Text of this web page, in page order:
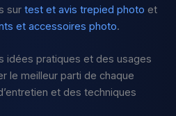
surtest et avis trepied photo et
et accessoires photo.
idées pratiques et des usages
le meilleur parti de chaque
et des techniques